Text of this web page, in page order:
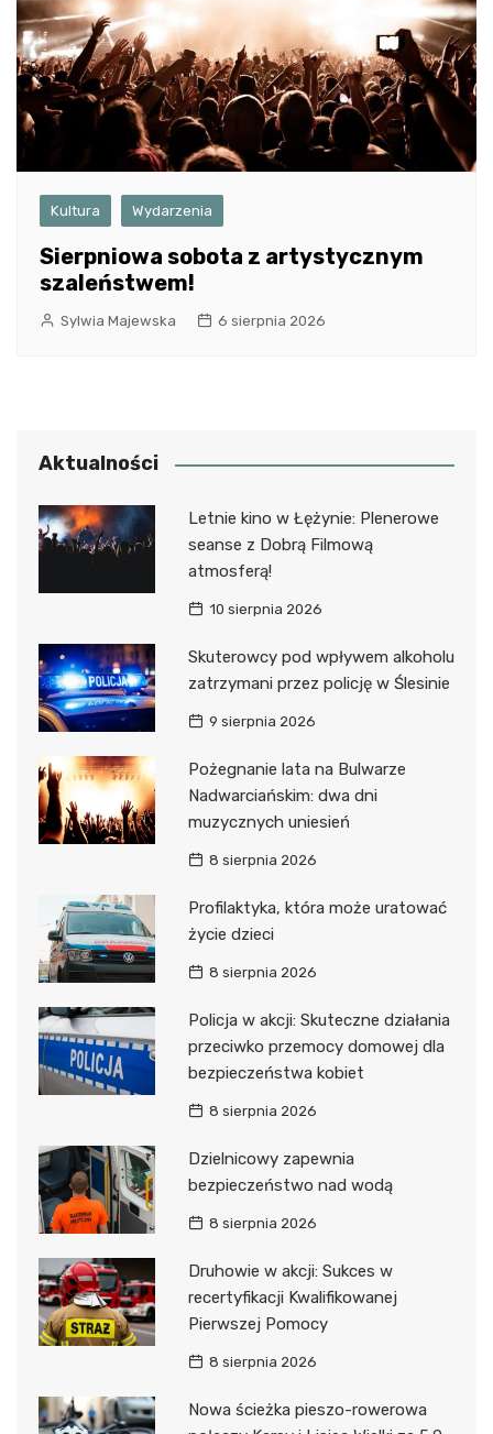
Kultura Wydarzenia
Sierpniowa sobota z artystycznym
szaleństwem!
Sylwia Majewska 6 sierpnia 2026
Aktualności
Letnie kino w Łężynie: Plenerowe
seanse z Dobrą Filmową
atmosferą!
10 sierpnia 2026
Skuterowcy pod wpływem alkoholu
zatrzymani przez policję w Ślesinie
9 sierpnia 2026
Pożegnanie lata na Bulwarze
Nadwarciańskim: dwa dni
muzycznych uniesień
8 sierpnia 2026
Profilaktyka, która może uratować
życie dzieci
8 sierpnia 2026
Policja w akcji: Skuteczne działania
przeciwko przemocy domowej dla
bezpieczeństwa kobiet
8 sierpnia 2026
Dzielnicowy zapewnia
bezpieczeństwo nad wodą
8 sierpnia 2026
Druhowie w akcji: Sukces w
recertyfikacji Kwalifikowanej
Pierwszej Pomocy
8 sierpnia 2026
Nowa ścieżka pieszo-rowerowa